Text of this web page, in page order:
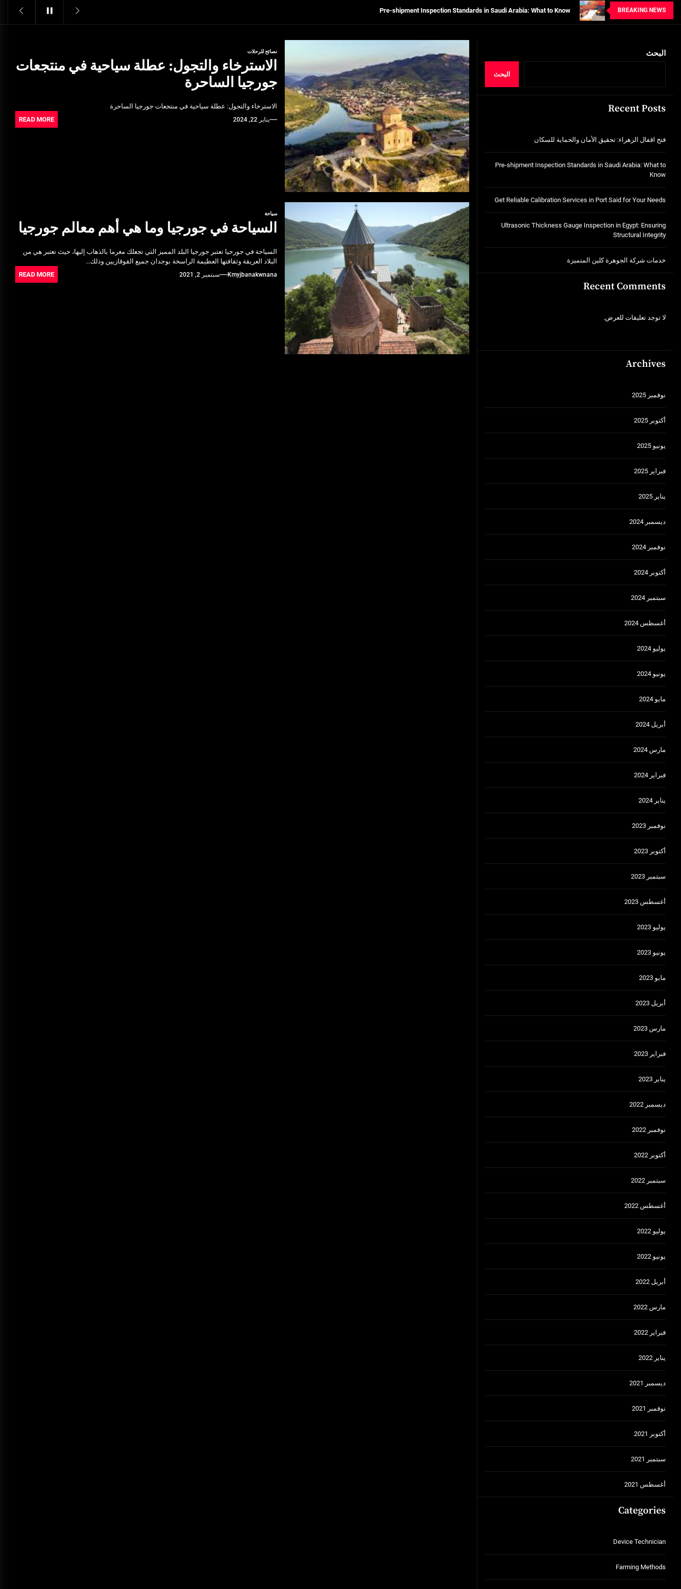
نوفمبر 22, 2025
Inspection in Egypt: Ensuring
Structural Integrity
BREAKING NEWS
Get Reliable Calibration Services in Port Said for Your Needs
فتح اقفال الزهراء: تحقيق الأمان والحماية للسكان
Pre-shipment Inspection Standards in Saudi Arabia: What to Know
Get Reliable Calibration Services in Port Said for Your Needs
Ultrasonic Thickness Gauge Inspection in Egypt: Ensuring Structural Integrity
نصائح للرحلات
الاسترخاء والتجول: عطلة سياحية في منتجعات
جورجيا الساحرة
الاسترخاء والتجول: عطلة سياحية في منتجعات جورجيا الساحرة
يناير 22, 2024 READ MORE
سياحة
السياحة في جورجيا وما هي أهم معالم جورجيا
السياحة في جورجيا تعتبر جورجيا البلد المميز التي تجعلك مغرما بالذهاب إليها، حيث تعتبر هي من
البلاد العريقة وثقافتها العظيمة الراسخة بوجدان جميع القوقازيين وذلك...
Kmyjbanakwnana سبتمبر 2, 2021 READ MORE
البحث
البحث
Recent Posts
فتح اقفال الزهراء: تحقيق الأمان والحماية للسكان
Pre-shipment Inspection Standards in Saudi Arabia: What to
Know
Get Reliable Calibration Services in Port Said for Your Needs
Ultrasonic Thickness Gauge Inspection in Egypt: Ensuring
Structural Integrity
خدمات شركة الجوهرة كلين المتميزة
Recent Comments
لا توجد تعليقات للعرض.
Archives
نوفمبر 2025
أكتوبر 2025
يونيو 2025
فبراير 2025
يناير 2025
ديسمبر 2024
نوفمبر 2024
أكتوبر 2024
سبتمبر 2024
أغسطس 2024
يوليو 2024
يونيو 2024
مايو 2024
أبريل 2024
مارس 2024
فبراير 2024
يناير 2024
نوفمبر 2023
أكتوبر 2023
سبتمبر 2023
أغسطس 2023
يوليو 2023
يونيو 2023
مايو 2023
أبريل 2023
مارس 2023
فبراير 2023
يناير 2023
ديسمبر 2022
نوفمبر 2022
أكتوبر 2022
سبتمبر 2022
أغسطس 2022
يوليو 2022
يونيو 2022
أبريل 2022
مارس 2022
فبراير 2022
يناير 2022
ديسمبر 2021
نوفمبر 2021
أكتوبر 2021
سبتمبر 2021
أغسطس 2021
Categories
Device Technician
Farming Methods